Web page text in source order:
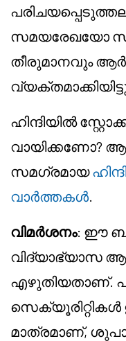
സമയരേഖയോ
തീരുമാനവും
ഹിന്ദിയിൽ
സമഗ്രമായ
വാർത്തകൾ.
വിമർശനം: ഈ
വിദ്യാഭ്യാസ
എഴുതിയതാണ്.
മാത്രമാണ്,